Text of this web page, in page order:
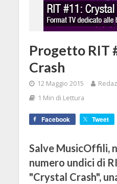
Progetto RIT
Crash
12 Maggio 2015
1 Min di Lettura
Facebook Tweet
Salve MusicOffili,
numero undici di
"Crystal Crash",